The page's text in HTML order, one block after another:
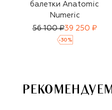
балетки Anatomic
Numeric
56 100 ₽39 250 ₽
-30 %
РЕКОМЕНДУЕМ